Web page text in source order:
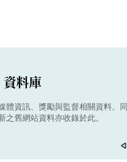
資料庫
體資訊、獎勵與監督相關資料。同
之舊網站資料亦收錄於此。